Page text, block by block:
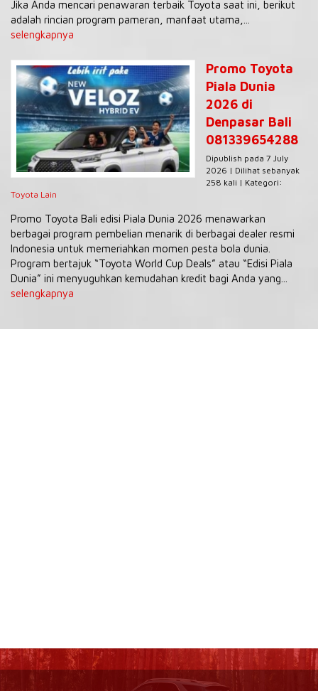
Jika Anda mencari penawaran terbaik Toyota saat ini, berikut
adalah rincian program pameran, manfaat utama,...
selengkapnya
Promo Toyota
Piala Dunia
2026 di
Denpasar Bali
081339654288
Dipublish pada 7 July
2026 | Dilihat sebanyak
258 kali | Kategori:
Toyota Lain
Promo Toyota Bali edisi Piala Dunia 2026 menawarkan
berbagai program pembelian menarik di berbagai dealer resmi
Indonesia untuk memeriahkan momen pesta bola dunia.
Program bertajuk “Toyota World Cup Deals” atau “Edisi Piala
Dunia” ini menyuguhkan kemudahan kredit bagi Anda yang...
selengkapnya